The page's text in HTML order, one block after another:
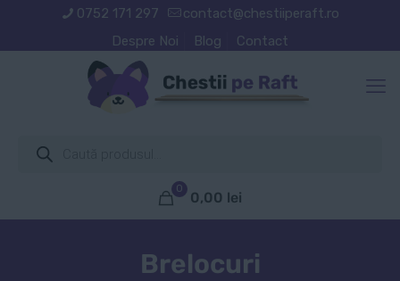
0752 171 297
contact@chestiiperaft.ro
Despre Noi
Blog Contact
search
0
0,00 lei
Brelocuri